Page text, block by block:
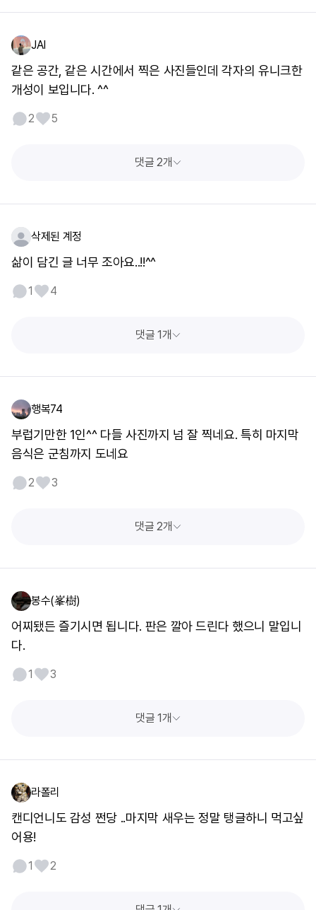
JAI
같은 공간, 같은 시간에서 찍은 사진들인데 각자의 유니크한
개성이 보입니다. ^^
2 5
댓글 2개
삭제된 계정
삶이 담긴 글 너무 조아요..!!^^
1 4
댓글 1개
행복74
부럽기만한 1인^^ 다들 사진까지 넘 잘 찍네요. 특히 마지막
음식은 군침까지 도네요
2 3
댓글 2개
봉수(峯樹)
어찌됐든 즐기시면 됩니다. 판은 깔아 드린다 했으니 말입니
다.
1 3
댓글 1개
라폴리
캔디언니도 감성 쩐당 ..마지막 새우는 정말 탱글하니 먹고싶
어용!
1 2